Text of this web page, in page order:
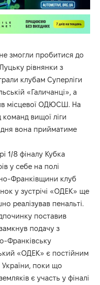
не змогли пробитися до
рівнянки з
клубам Суперліги
«Галичанці», а
місцевої ОДЮСШ. На
команд вищої ліги
дня вона прийматиме
1/8 фіналу Кубка
у себе на полі
Франківщини клуб
у зустрічі «ОДЕК» ще
реалізував пенальті.
поставив
подачу з
Франківську
«ОДЕК» є постійним
поки що
є участь у фіналі